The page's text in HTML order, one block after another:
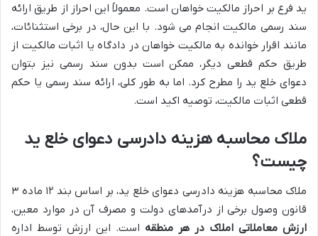
ید فرع بر احراز مالکیت خواهان است. معمولاً این احراز از طریق ارائه
سند رسمی مالکیت انجام می شود. با این حال، در برخی استثنائات،
مانند اقرار خوانده به مالکیت خواهان در دادگاه یا اثبات مالکیت از
طریق حکم قطعی دیگر، ممکن است بدون سند رسمی نیز بتوان
دعوای خلع ید را مطرح کرد. اما به طور کلی، ارائه سند رسمی یا حکم
قطعی اثبات مالکیت، توصیه اکید است.
ملاک محاسبه هزینه دادرسی دعوای خلع ید
چیست؟
ملاک محاسبه هزینه دادرسی دعوای خلع ید، بر اساس بند ۱۲ ماده ۳
قانون وصول برخی از درآمدهای دولت و مصرف آن در موارد معین،
ارزش معاملاتی املاک در هر منطقه است. این ارزش توسط اداره